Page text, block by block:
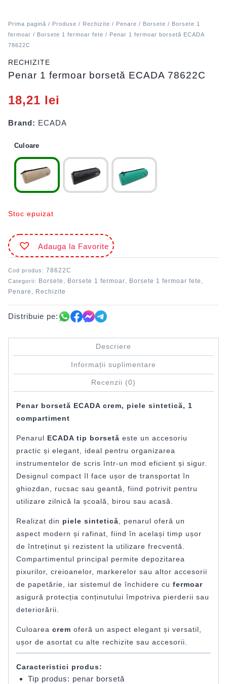
Prima pagină / Produse / Rechizite / Penare / Borsete / Borsete 1
fermoar / Borsete 1 fermoar fete / Penar 1 fermoar borsetă ECADA
78622C
RECHIZITE
Penar 1 fermoar borsetă ECADA 78622C
18,21 lei
Brand: ECADA
Culoare
Stoc epuizat
Adauga la Favorite
Cod produs: 78622C
Categorii: Borsete Borsete 1 fermoar Borsete 1 fermoar fete
Penare Rechizite
Distribuie pe:
Descriere
Informații suplimentare
Recenzii (0)
Penar borsetă ECADA crem, piele sintetică, 1
compartiment
Penarul ECADA tip borsetă este un accesoriu
practic și elegant, ideal pentru organizarea
instrumentelor de scris într-un mod eficient și sigur.
Designul compact îl face ușor de transportat în
ghiozdan, rucsac sau geantă, fiind potrivit pentru
utilizare zilnică la școală, birou sau acasă.
Realizat din piele sintetică, penarul oferă un
aspect modern și rafinat, fiind în același timp ușor
de întreținut și rezistent la utilizare frecventă.
Compartimentul principal permite depozitarea
pixurilor, creioanelor, markerelor sau altor accesorii
de papetărie, iar sistemul de închidere cu fermoar
asigură protecția conținutului împotriva pierderii sau
deteriorării.
Culoarea crem oferă un aspect elegant și versatil,
ușor de asortat cu alte rechizite sau accesorii.
Caracteristici produs:
Tip produs: penar borsetă